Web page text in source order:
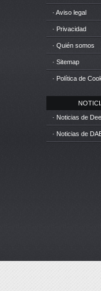
· Aviso legal
· Privacidad
· Quién somos
· Sitemap
· Política de
· Noticias de
· Noticias de